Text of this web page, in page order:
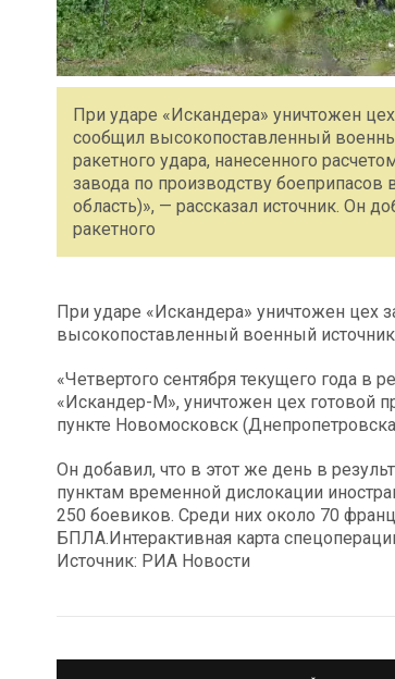
При ударе «Искандера» уничтожен
сообщил высокопоставленный
ракетного удара, нанесенного
завода по производству
область)», — рассказал источник. Он
ракетного
При ударе «Искандера» уничтожен цех
высокопоставленный военный
«Четвертого сентября текущего года в
«Искандер-М», уничтожен цех готовой
пункте Новомосковск
Он добавил, что в этот же день в
пунктам временной дислокации
250 боевиков. Среди них около 70
БПЛА.Интерактивная карта
Источник: РИА Новости